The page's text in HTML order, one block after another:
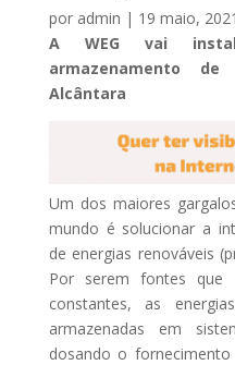
por admin | 19 maio, 2021
A WEG vai
armazenamento
Alcântara
Um dos maiores
mundo é solucionar a
de energias renováveis
Por serem fontes que
constantes, as
armazenadas em
dosando o